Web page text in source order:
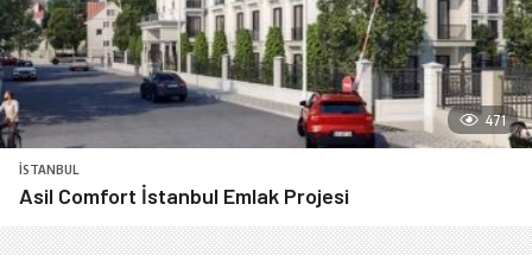
471
İSTANBUL
Asil Comfort İstanbul Emlak Projesi